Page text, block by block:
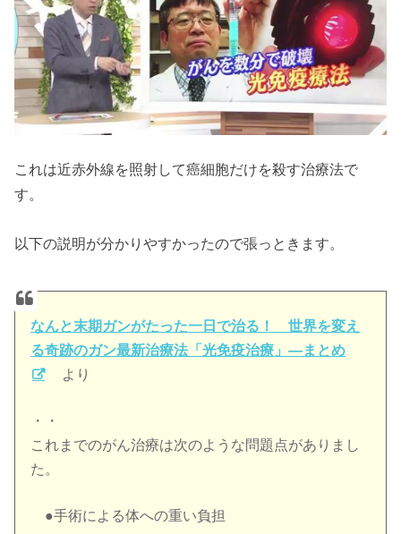
これは近赤外線を照射して癌細胞だけを殺す治療法で
す。
以下の説明が分かりやすかったので張っときます。
なんと末期ガンがたった一日で治る！ 世界を変え
る奇跡のガン最新治療法「光免疫治療」―まとめ
より
・・
これまでのがん治療は次のような問題点がありまし
た。
●手術による体への重い負担